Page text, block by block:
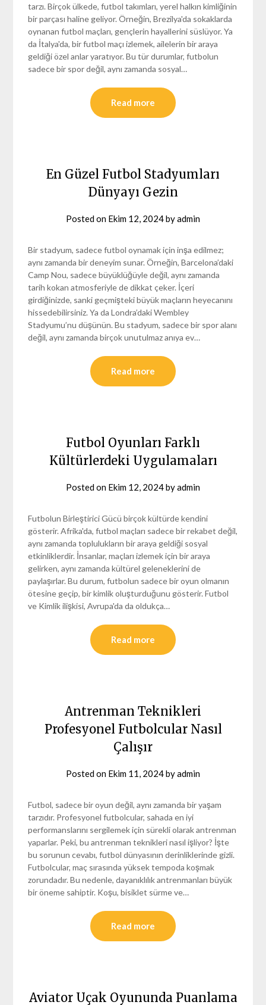
tarzı. Birçok ülkede, futbol takımları, yerel halkın kimliğinin
bir parçası haline geliyor. Örneğin, Brezilya'da sokaklarda
oynanan futbol maçları, gençlerin hayallerini süslüyor. Ya
da İtalya'da, bir futbol maçı izlemek, ailelerin bir araya
geldiği özel anlar yaratıyor. Bu tür durumlar, futbolun
sadece bir spor değil, aynı zamanda sosyal…
Read more
En Güzel Futbol Stadyumları
Dünyayı Gezin
Posted on Ekim 12, 2024byadmin
Bir stadyum, sadece futbol oynamak için inşa edilmez;
aynı zamanda bir deneyim sunar. Örneğin, Barcelona’daki
Camp Nou, sadece büyüklüğüyle değil, aynı zamanda
tarih kokan atmosferiyle de dikkat çeker. İçeri
girdiğinizde, sanki geçmişteki büyük maçların heyecanını
hissedebilirsiniz. Ya da Londra’daki Wembley
Stadyumu’nu düşünün. Bu stadyum, sadece bir spor alanı
değil, aynı zamanda birçok unutulmaz anıya ev…
Read more
Futbol Oyunları Farklı
Kültürlerdeki Uygulamaları
Posted on Ekim 12, 2024byadmin
Futbolun Birleştirici Gücü birçok kültürde kendini
gösterir. Afrika'da, futbol maçları sadece bir rekabet değil,
aynı zamanda toplulukların bir araya geldiği sosyal
etkinliklerdir. İnsanlar, maçları izlemek için bir araya
gelirken, aynı zamanda kültürel geleneklerini de
paylaşırlar. Bu durum, futbolun sadece bir oyun olmanın
ötesine geçip, bir kimlik oluşturduğunu gösterir. Futbol
ve Kimlik ilişkisi, Avrupa'da da oldukça…
Read more
Antrenman Teknikleri
Profesyonel Futbolcular Nasıl
Çalışır
Posted on Ekim 11, 2024byadmin
Futbol, sadece bir oyun değil, aynı zamanda bir yaşam
tarzıdır. Profesyonel futbolcular, sahada en iyi
performanslarını sergilemek için sürekli olarak antrenman
yaparlar. Peki, bu antrenman teknikleri nasıl işliyor? İşte
bu sorunun cevabı, futbol dünyasının derinliklerinde gizli.
Futbolcular, maç sırasında yüksek tempoda koşmak
zorundadır. Bu nedenle, dayanıklılık antrenmanları büyük
bir öneme sahiptir. Koşu, bisiklet sürme ve…
Read more
Aviator Uçak Oyununda Puanlama